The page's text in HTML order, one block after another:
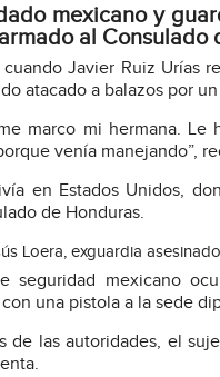
mexicano y
al
Javier Ruiz Urías
atacado a balazos por
marco mi hermana.
venía manejando”,
en Estados Unidos,
de Honduras.
Loera, exguardia
seguridad mexicano
una pistola a la sede
de las autoridades, el